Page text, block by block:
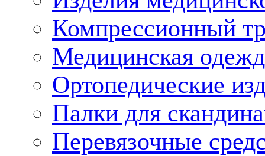
Компрессионный
Медицинская
Ортопедические
Палки для
Перевязочные